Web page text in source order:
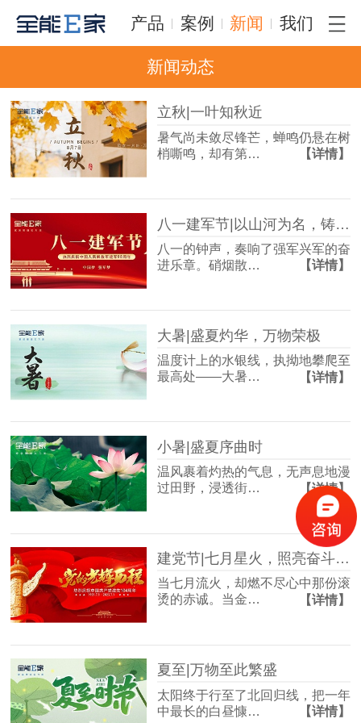
产品 案例 新闻 我们
新闻动态
立秋|一叶知秋近
暑气尚未敛尽锋芒，蝉鸣仍悬在树
梢嘶鸣，却有第…
【详情】
八一建军节|以山河为名，铸岁月荣光
八一的钟声，奏响了强军兴军的奋
进乐章。硝烟散…
【详情】
大暑|盛夏灼华，万物荣极
温度计上的水银线，执拗地攀爬至
最高处——大暑…
【详情】
小暑|盛夏序曲时
温风裹着灼热的气息，无声息地漫
过田野，浸透街…
【详情】
建党节|七月星火，照亮奋斗的足迹
当七月流火，却燃不尽心中那份滚
烫的赤诚。当金…
【详情】
夏至|万物至此繁盛
太阳终于行至了北回归线，把一年
中最长的白昼慷…
【详情】